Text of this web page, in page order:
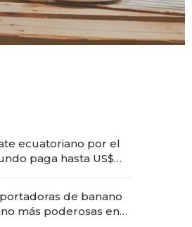
ecuatoriano por el
paga hasta US$
de banano
más poderosas en